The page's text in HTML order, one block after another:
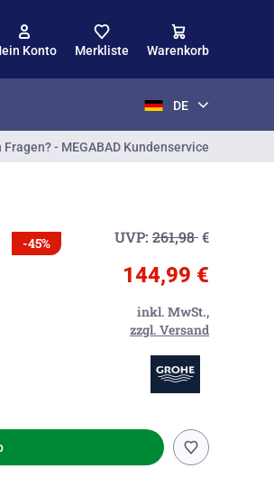
Konto Merkliste Warenkorb
DE
Fragen? - MEGABAD Kundenservice
-45% UVP: 261,98€
144,99 €
inkl. MwSt.,
zzgl. Versand